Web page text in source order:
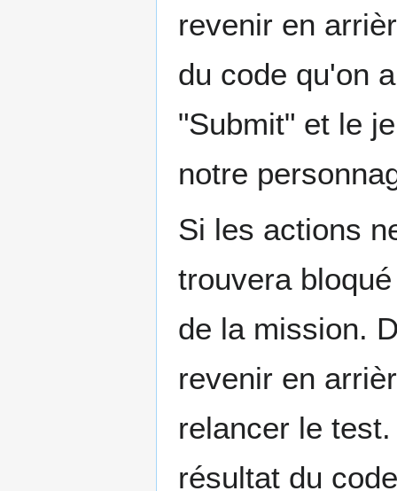
revenir en
du code qu'on
"Submit" et le
notre
Si les actions
trouvera
de la mission.
revenir en
relancer le
résultat du